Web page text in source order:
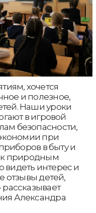
хочется
и полезное,
Наши уроки
в игровой
безопасности,
при
в быту и
природным
видеть интерес и
отзывы детей,
рассказывает
Александра